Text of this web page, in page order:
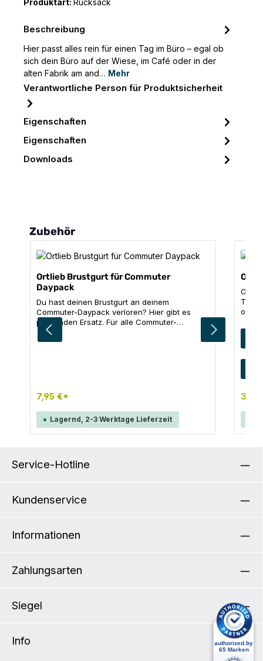
Produktart: Rucksack
Beschreibung
Hier passt alles rein für einen Tag im Büro – egal ob
sich dein Büro auf der Wiese, im Café oder in der
alten Fabrik am and… Mehr
Verantwortliche Person für Produktsicherheit
Eigenschaften
Eigenschaften
Downloads
Produktgalerie überspringen
Zubehör
Ortlieb Brustgurt für Commuter
Daypack
Du hast deinen Brustgurt an deinem
Commuter-Daypack verloren? Hier gibt es
passenden Ersatz. Für alle Commuter-
Daypack Modelle (City und Urban) Inhalt: 1 x
Brustgurt, schwarz
7,95 €*
Lagernd, 2-3 Werktage Lieferzeit
Ob
die
mit
als
Service-Hotline
Kundenservice
Informationen
Zahlungsarten
Siegel
Info